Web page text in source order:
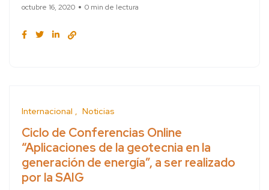
octubre 16, 2020 0 min de lectura
Internacional Noticias
Ciclo de Conferencias Online
“Aplicaciones de la geotecnia en la
generación de energía”, a ser realizado
por la SAIG